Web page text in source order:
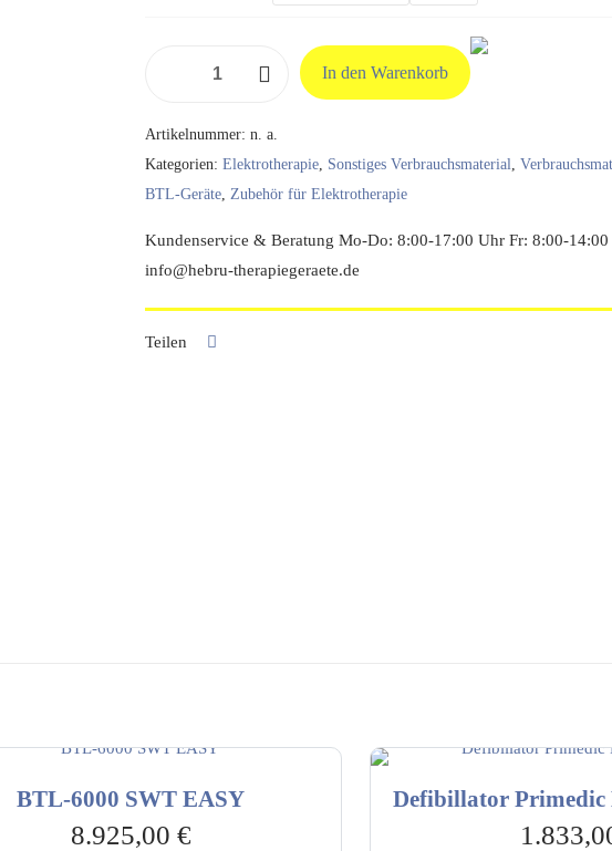
Menge
In den Warenkorb
Artikelnummer: n. a.
Kategorien: Elektrotherapie, Sonstiges Verbrauchsmaterial,
BTL-Geräte, Zubehör für Elektrotherapie
Kundenservice & Beratung Mo-Do: 8:00-17:00 Uhr Fr: 8:00-
info@hebru-therapiegeraete.de
Teilen
BTL-6000 SWT EASY
8.925,00 €
Defibillator Primedic